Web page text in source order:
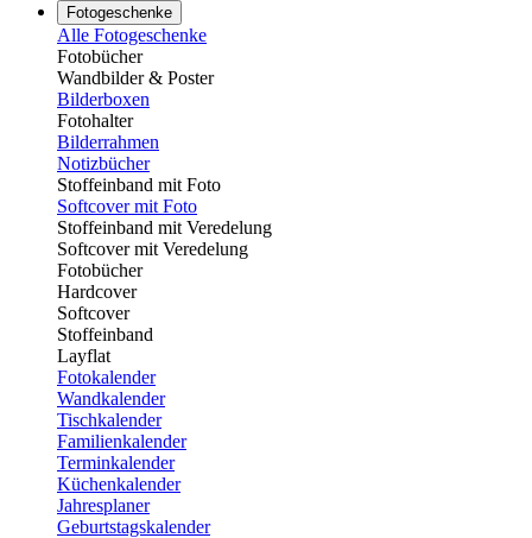
Fotogeschenke
Alle Fotogeschenke
Fotobücher
Wandbilder & Poster
Bilderboxen
Fotohalter
Bilderrahmen
Notizbücher
Stoffeinband mit Foto
Softcover mit Foto
Stoffeinband mit Veredelung
Softcover mit Veredelung
Fotobücher
Hardcover
Softcover
Stoffeinband
Layflat
Fotokalender
Wandkalender
Tischkalender
Familienkalender
Terminkalender
Küchenkalender
Jahresplaner
Geburtstagskalender